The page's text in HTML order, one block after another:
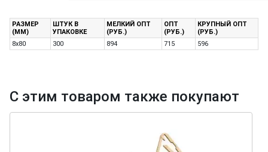
РАЗМЕР
(ММ)
ШТУК В
УПАКОВКЕ
МЕЛКИЙ ОПТ
(РУБ.)
ОПТ
(РУБ.)
КРУПНЫЙ ОПТ
(РУБ.)
8х80
300 894 715 596
С этим товаром также покупают